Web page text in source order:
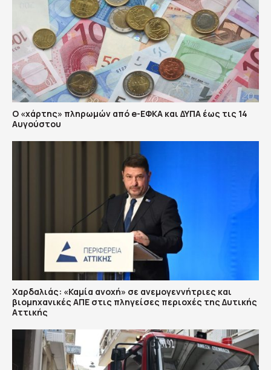
Ο «χάρτης» πληρωμών από e-ΕΦΚΑ και ΔΥΠΑ έως τις 14
Αυγούστου
Χαρδαλιάς: «Καμία ανοχή» σε ανεμογεννήτριες και
βιομηχανικές ΑΠΕ στις πληγείσες περιοχές της Δυτικής
Αττικής